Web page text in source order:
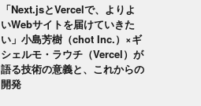
「Next.jsとVercelで、よりよ
いWebサイトを届けていきた
い」小島芳樹（chot Inc.）×ギ
シェルモ・ラウチ（Vercel）が
語る技術の意義と、これからの
開発